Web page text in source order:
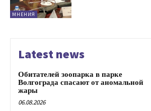
МНЕНИЯ
Latest news
Обитателей зоопарка в парке
Волгограда спасают от аномальной
жары
06.08.2026